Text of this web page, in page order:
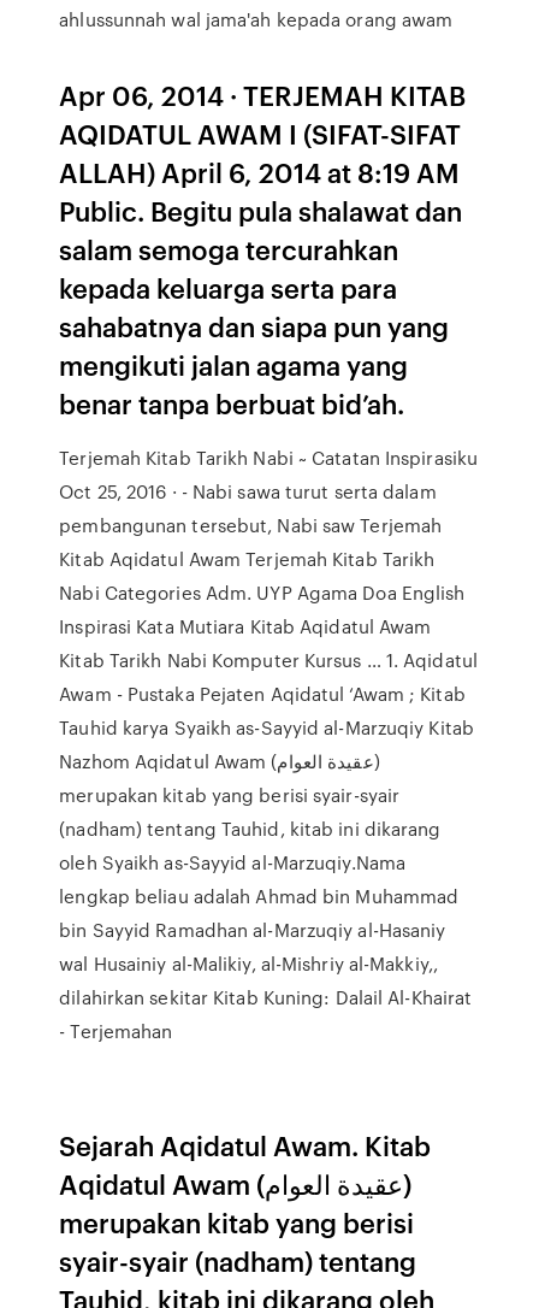
ahlussunnah wal jama'ah kepada orang awam
Apr 06, 2014 · TERJEMAH KITAB
AQIDATUL AWAM I (SIFAT-SIFAT
ALLAH) April 6, 2014 at 8:19 AM
Public. Begitu pula shalawat dan
salam semoga tercurahkan
kepada keluarga serta para
sahabatnya dan siapa pun yang
mengikuti jalan agama yang
benar tanpa berbuat bid’ah.
Terjemah Kitab Tarikh Nabi ~ Catatan Inspirasiku
Oct 25, 2016 · - Nabi sawa turut serta dalam
pembangunan tersebut, Nabi saw Terjemah
Kitab Aqidatul Awam Terjemah Kitab Tarikh
Nabi Categories Adm. UYP Agama Doa English
Inspirasi Kata Mutiara Kitab Aqidatul Awam
Kitab Tarikh Nabi Komputer Kursus … 1. Aqidatul
Awam - Pustaka Pejaten Aqidatul ‘Awam ; Kitab
Tauhid karya Syaikh as-Sayyid al-Marzuqiy Kitab
Nazhom Aqidatul Awam (عقيدة العوام)
merupakan kitab yang berisi syair-syair
(nadham) tentang Tauhid, kitab ini dikarang
oleh Syaikh as-Sayyid al-Marzuqiy.Nama
lengkap beliau adalah Ahmad bin Muhammad
bin Sayyid Ramadhan al-Marzuqiy al-Hasaniy
wal Husainiy al-Malikiy, al-Mishriy al-Makkiy,,
dilahirkan sekitar Kitab Kuning: Dalail Al-Khairat
- Terjemahan
Sejarah Aqidatul Awam. Kitab
Aqidatul Awam (عقيدة العوام)
merupakan kitab yang berisi
syair-syair (nadham) tentang
Tauhid, kitab ini dikarang oleh